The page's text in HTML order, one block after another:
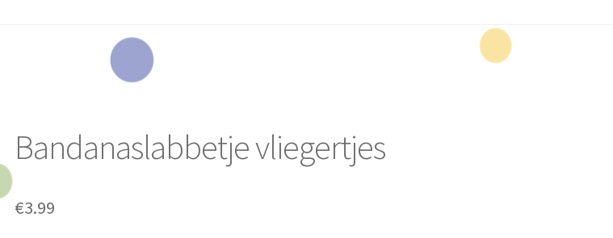
Bandanaslabbetje vliegertjes
€3.99